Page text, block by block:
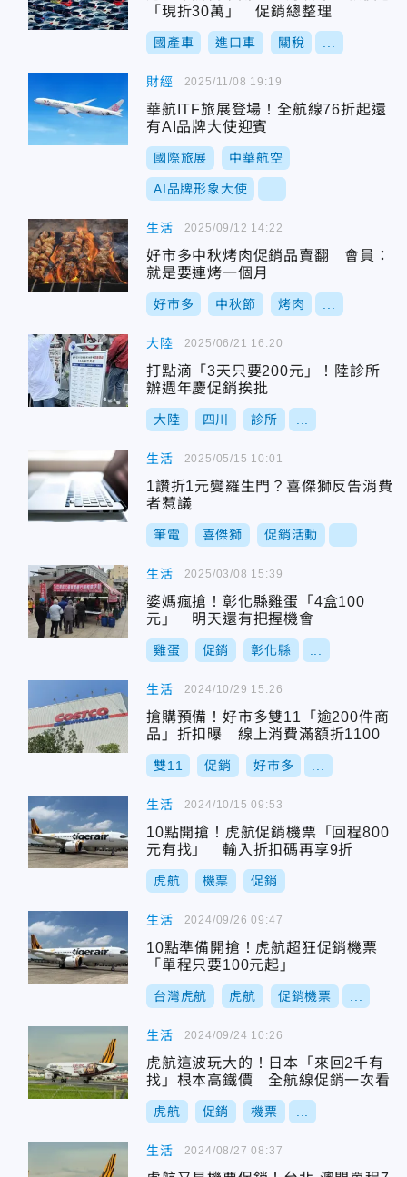
「現折30萬」 促銷總整理
國產車 進口車 關稅
財經
華航ITF旅展登場！全航線76折起還
有AI品牌大使迎賓
國際旅展 中華航空
AI品牌形象大使
2025/11/08 19:19
生活
好市多中秋烤肉促銷品賣翻 會員：
就是要連烤一個月
好市多 中秋節 烤肉
2025/09/12 14:22
大陸
打點滴「3天只要200元」！陸診所
辦週年慶促銷挨批
大陸 四川 診所
2025/06/21 16:20
生活
1讚折1元變羅生門？喜傑獅反告消費
者惹議
筆電 喜傑獅 促銷活動
2025/05/15 10:01
生活
婆媽瘋搶！彰化縣雞蛋「4盒100
元」 明天還有把握機會
雞蛋 促銷 彰化縣
2025/03/08 15:39
生活
搶購預備！好市多雙11「逾200件商
品」折扣曝 線上消費滿額折1100
雙11 促銷 好市多
2024/10/29 15:26
生活
10點開搶！虎航促銷機票「回程800
元有找」 輸入折扣碼再享9折
虎航 機票 促銷
2024/10/15 09:53
生活
10點準備開搶！虎航超狂促銷機票
「單程只要100元起」
台灣虎航 虎航 促銷機票
2024/09/26 09:47
生活
虎航這波玩大的！日本「來回2千有
找」根本高鐵價 全航線促銷一次看
虎航 促銷 機票
2024/09/24 10:26
生活 2024/08/27 08:37